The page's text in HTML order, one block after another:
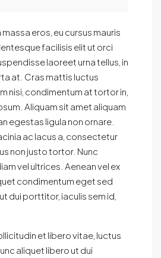
eros, eu cursus mauris
facilisis elit ut orci
laoreet urna tellus, in
at. Cras mattis luctus
nisi, condimentum at tortor in,
Aliquam sit amet aliquam
egestas ligula non ornare.
ac lacus a, consectetur
non justo tortor. Nunc
vel ultrices. Aenean vel ex
condimentum eget sed
dui porttitor, iaculis sem id,
et libero vitae, luctus
aliquet libero ut dui